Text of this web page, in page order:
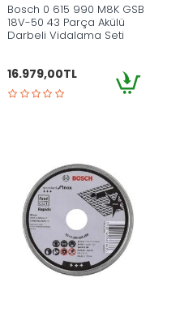
Bosch 0 615 990 M8K GSB
18V-50 43 Parça Akülü
Darbeli Vidalama Seti
16.979,00TL